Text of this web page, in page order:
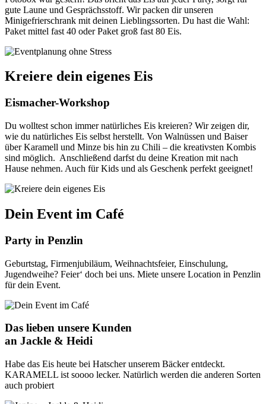
gute Laune und Gesprächsstoff. Wir packen dir unseren
Minigefrierschrank mit deinen Lieblingssorten. Du hast die Wahl:
Paket mittel fast 40 oder Paket groß fast 80 Eis.
Kreiere dein eigenes Eis
Eismacher-Workshop
Du wolltest schon immer natürliches Eis kreieren? Wir zeigen dir,
wie du natürliches Eis selbst herstellt. Von Walnüssen und Baiser
über Karamell und Minze bis hin zu Chili – die kreativsten Kombis
sind möglich. Anschließend darfst du deine Kreation mit nach
Hause nehmen. Auch für Kids und als Geschenk perfekt geeignet!
Dein Event im Café
Party in Penzlin
Geburtstag, Firmenjubiläum, Weihnachtsfeier, Einschulung,
Jugendweihe? Feier‘ doch bei uns. Miete unsere Location in Penzlin
für dein Event.
Das lieben unsere Kunden
an Jackle & Heidi
Habe das Eis heute bei Hatscher unserem Bäcker entdeckt.
KARAMELL ist soooo lecker. Natürlich werden die anderen Sorten
auch probiert